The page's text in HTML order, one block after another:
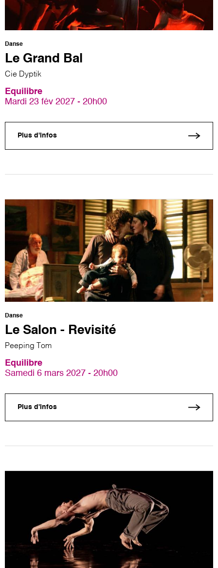
Danse
Le Grand Bal
Cie Dyptik
Equilibre
Mardi 23 fév 2027 - 20h00
Plus d'infos
Danse
Le Salon - Revisité
Peeping Tom
Equilibre
Samedi 6 mars 2027 - 20h00
Plus d'infos